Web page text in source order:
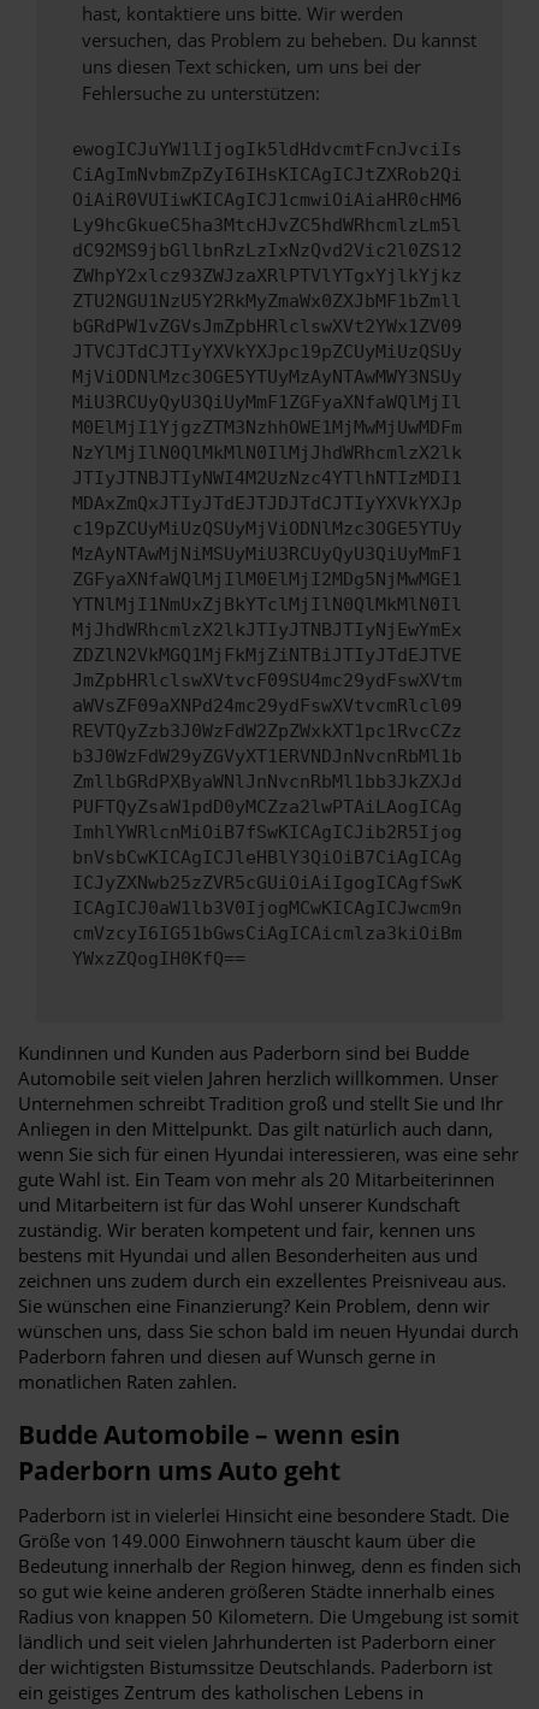
hast, kontaktiere uns bitte. Wir werden
versuchen, das Problem zu beheben. Du kannst
uns diesen Text schicken, um uns bei der
Fehlersuche zu unterstützen:
ewogICJuYW1lIjogIk5ldHdvcmtFcnJvciIs
CiAgImNvbmZpZyI6IHsKICAgICJtZXRob2Qi
OiAiR0VUIiwKICAgICJ1cmwiOiAiaHR0cHM6
Ly9hcGkueC5ha3MtcHJvZC5hdWRhcmlzLm5l
dC92MS9jbGllbnRzLzIxNzQvd2Vic2l0ZS12
ZWhpY2xlcz93ZWJzaXRlPTVlYTgxYjlkYjkz
ZTU2NGU1NzU5Y2RkMyZmaWx0ZXJbMF1bZmll
bGRdPW1vZGVsJmZpbHRlclswXVt2YWx1ZV09
JTVCJTdCJTIyYXVkYXJpc19pZCUyMiUzQSUy
MjViODNlMzc3OGE5YTUyMzAyNTAwMWY3NSUy
MiU3RCUyQyU3QiUyMmF1ZGFyaXNfaWQlMjIl
M0ElMjI1YjgzZTM3NzhhOWE1MjMwMjUwMDFm
NzYlMjIlN0QlMkMlN0IlMjJhdWRhcmlzX2lk
JTIyJTNBJTIyNWI4M2UzNzc4YTlhNTIzMDI1
MDAxZmQxJTIyJTdEJTJDJTdCJTIyYXVkYXJp
c19pZCUyMiUzQSUyMjViODNlMzc3OGE5YTUy
MzAyNTAwMjNiMSUyMiU3RCUyQyU3QiUyMmF1
ZGFyaXNfaWQlMjIlM0ElMjI2MDg5NjMwMGE1
YTNlMjI1NmUxZjBkYTclMjIlN0QlMkMlN0Il
MjJhdWRhcmlzX2lkJTIyJTNBJTIyNjEwYmEx
ZDZlN2VkMGQ1MjFkMjZiNTBiJTIyJTdEJTVE
JmZpbHRlclswXVtvcF09SU4mc29ydFswXVtm
aWVsZF09aXNPd24mc29ydFswXVtvcmRlcl09
REVTQyZzb3J0WzFdW2ZpZWxkXT1pc1RvcCZz
b3J0WzFdW29yZGVyXT1ERVNDJnNvcnRbMl1b
ZmllbGRdPXByaWNlJnNvcnRbMl1bb3JkZXJd
PUFTQyZsaW1pdD0yMCZza2lwPTAiLAogICAg
ImhlYWRlcnMiOiB7fSwKICAgICJib2R5Ijog
bnVsbCwKICAgICJleHBlY3QiOiB7CiAgICAg
ICJyZXNwb25zZVR5cGUiOiAiIgogICAgfSwK
ICAgICJ0aW1lb3V0IjogMCwKICAgICJwcm9n
cmVzcyI6IG51bGwsCiAgICAicmlza3kiOiBm
YWxzZQogIH0KfQ==
Kundinnen und Kunden aus Paderborn sind bei Budde
Automobile seit vielen Jahren herzlich willkommen. Unser
Unternehmen schreibt Tradition groß und stellt Sie und Ihr
Anliegen in den Mittelpunkt. Das gilt natürlich auch dann,
wenn Sie sich für einen Hyundai interessieren, was eine sehr
gute Wahl ist. Ein Team von mehr als 20 Mitarbeiterinnen
und Mitarbeitern ist für das Wohl unserer Kundschaft
zuständig. Wir beraten kompetent und fair, kennen uns
bestens mit Hyundai und allen Besonderheiten aus und
zeichnen uns zudem durch ein exzellentes Preisniveau aus.
Sie wünschen eine Finanzierung? Kein Problem, denn wir
wünschen uns, dass Sie schon bald im neuen Hyundai durch
Paderborn fahren und diesen auf Wunsch gerne in
monatlichen Raten zahlen.
Budde Automobile – wenn esin
Paderborn ums Auto geht
Paderborn ist in vielerlei Hinsicht eine besondere Stadt. Die
Größe von 149.000 Einwohnern täuscht kaum über die
Bedeutung innerhalb der Region hinweg, denn es finden sich
so gut wie keine anderen größeren Städte innerhalb eines
Radius von knappen 50 Kilometern. Die Umgebung ist somit
ländlich und seit vielen Jahrhunderten ist Paderborn einer
der wichtigsten Bistumssitze Deutschlands. Paderborn ist
ein geistiges Zentrum des katholischen Lebens in